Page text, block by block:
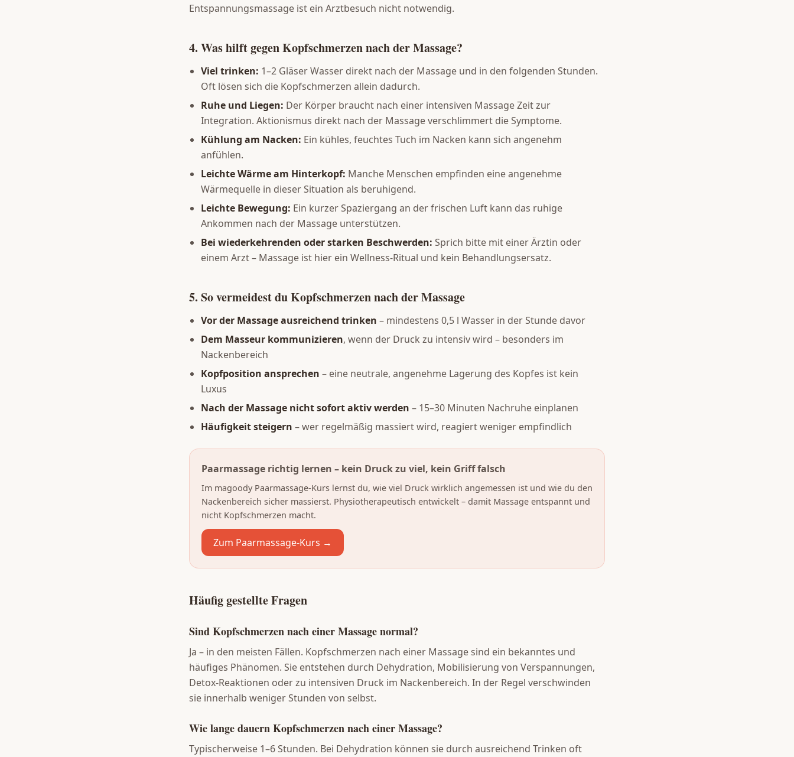
Entspannungsmassage ist ein Arztbesuch nicht notwendig.
4. Was hilft gegen Kopfschmerzen nach der Massage?
Viel trinken: 1–2 Gläser Wasser direkt nach der Massage und in den folgenden Stunden.
Oft lösen sich die Kopfschmerzen allein dadurch.
Ruhe und Liegen: Der Körper braucht nach einer intensiven Massage Zeit zur
Integration. Aktionismus direkt nach der Massage verschlimmert die Symptome.
Kühlung am Nacken: Ein kühles, feuchtes Tuch im Nacken kann sich angenehm
anfühlen.
Leichte Wärme am Hinterkopf: Manche Menschen empfinden eine angenehme
Wärmequelle in dieser Situation als beruhigend.
Leichte Bewegung: Ein kurzer Spaziergang an der frischen Luft kann das ruhige
Ankommen nach der Massage unterstützen.
Bei wiederkehrenden oder starken Beschwerden: Sprich bitte mit einer Ärztin oder
einem Arzt – Massage ist hier ein Wellness-Ritual und kein Behandlungsersatz.
5. So vermeidest du Kopfschmerzen nach der Massage
Vor der Massage ausreichend trinken – mindestens 0,5 l Wasser in der Stunde davor
Dem Masseur kommunizieren, wenn der Druck zu intensiv wird – besonders im
Nackenbereich
Kopfposition ansprechen – eine neutrale, angenehme Lagerung des Kopfes ist kein
Luxus
Nach der Massage nicht sofort aktiv werden – 15–30 Minuten Nachruhe einplanen
Häufigkeit steigern – wer regelmäßig massiert wird, reagiert weniger empfindlich
Paarmassage richtig lernen – kein Druck zu viel, kein Griff falsch
Im magoody Paarmassage-Kurs lernst du, wie viel Druck wirklich angemessen ist und wie du den
Nackenbereich sicher massierst. Physiotherapeutisch entwickelt – damit Massage entspannt und
nicht Kopfschmerzen macht.
Zum Paarmassage-Kurs →
Häufig gestellte Fragen
Sind Kopfschmerzen nach einer Massage normal?
Ja – in den meisten Fällen. Kopfschmerzen nach einer Massage sind ein bekanntes und
häufiges Phänomen. Sie entstehen durch Dehydration, Mobilisierung von Verspannungen,
Detox-Reaktionen oder zu intensiven Druck im Nackenbereich. In der Regel verschwinden
sie innerhalb weniger Stunden von selbst.
Wie lange dauern Kopfschmerzen nach einer Massage?
Typischerweise 1–6 Stunden. Bei Dehydration können sie durch ausreichend Trinken oft